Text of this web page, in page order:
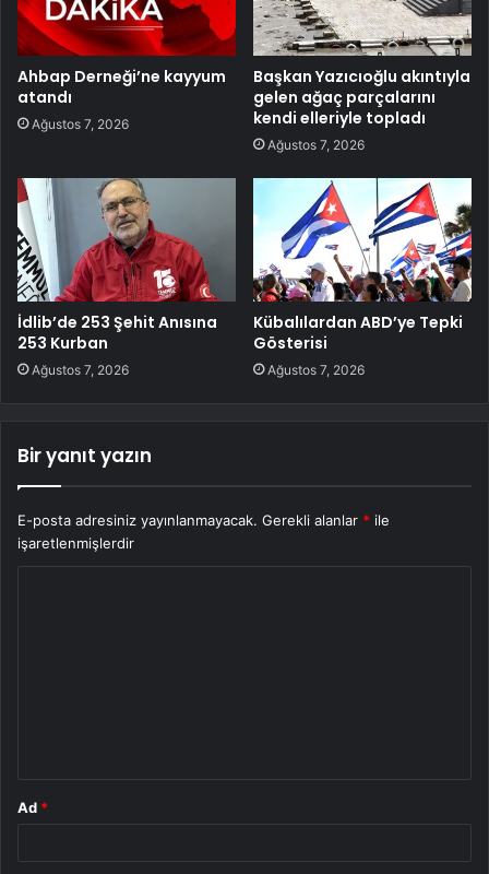
Ahbap Derneği’ne kayyum
atandı
Ağustos 7, 2026
Başkan Yazıcıoğlu akıntıyla
gelen ağaç parçalarını
kendi elleriyle topladı
Ağustos 7, 2026
İdlib’de 253 Şehit Anısına
253 Kurban
Ağustos 7, 2026
Kübalılardan ABD’ye Tepki
Gösterisi
Ağustos 7, 2026
Bir yanıt yazın
E-posta adresiniz yayınlanmayacak. Gerekli alanlar * ile
işaretlenmişlerdir
Ad *